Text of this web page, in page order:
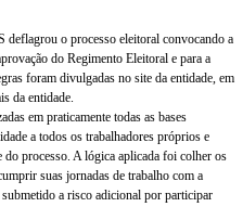
o processo eleitoral convocando a
do Regimento Eleitoral e para a
foram divulgadas no site da entidade, em
da entidade.
em praticamente todas as bases
a todos os trabalhadores próprios e
do processo. A lógica aplicada foi colher os
suas jornadas de trabalho com a
a risco adicional por participar